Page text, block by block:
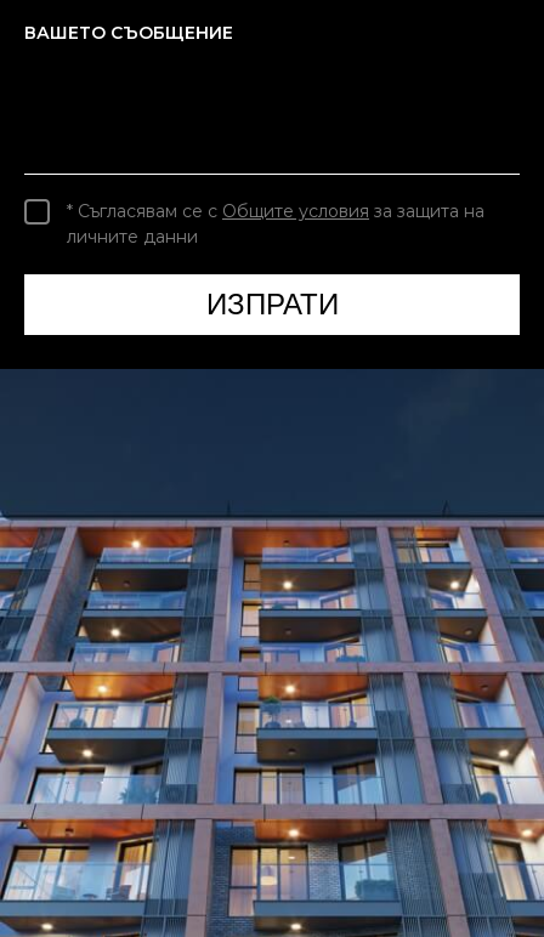
ВАШЕТО СЪОБЩЕНИЕ
* Съгласявам се с Общите условия за защита на
личните данни